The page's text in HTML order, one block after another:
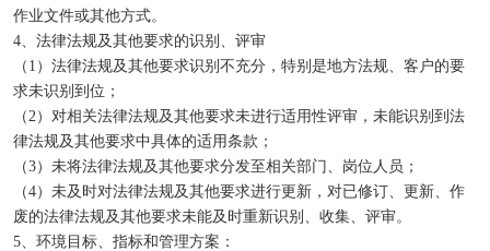
作业文件或其他方式。
4、法律法规及其他要求的识别、评审
（1）法律法规及其他要求识别不充分，特别是地方法规、客户的要
求未识别到位；
（2）对相关法律法规及其他要求未进行适用性评审，未能识别到法
律法规及其他要求中具体的适用条款；
（3）未将法律法规及其他要求分发至相关部门、岗位人员；
（4）未及时对法律法规及其他要求进行更新，对已修订、更新、作
废的法律法规及其他要求未能及时重新识别、收集、评审。
5、环境目标、指标和管理方案：